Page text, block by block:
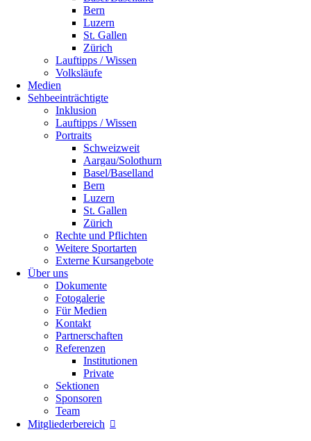
Bern
Luzern
St. Gallen
Zürich
Lauftipps / Wissen
Volksläufe
Medien
Sehbeeinträchtigte
Inklusion
Lauftipps / Wissen
Portraits
Schweizweit
Aargau/Solothurn
Basel/Baselland
Bern
Luzern
St. Gallen
Zürich
Rechte und Pflichten
Weitere Sportarten
Externe Kursangebote
Über uns
Dokumente
Fotogalerie
Für Medien
Kontakt
Partnerschaften
Referenzen
Institutionen
Private
Sektionen
Sponsoren
Team
Mitgliederbereich